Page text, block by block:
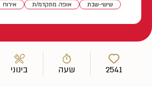
שישי-שבת אופה מתקדמ/ת אירוח
2541 שעה בינוני